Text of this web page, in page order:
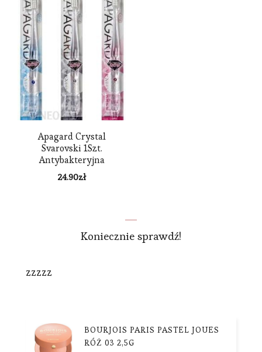
Apagard Crystal
Svarovski 1Szt.
Antybakteryjna
Szczoteczka Do Zębów Z
Kryształkiem
24.90zł
Koniecznie sprawdź!
zzzzz
BOURJOIS PARIS PASTEL JOUES
RÓŻ 03 2,5G